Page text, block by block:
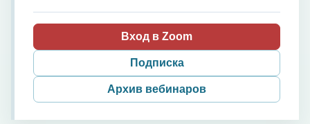
Вход в Zoom
Подписка
Архив вебинаров